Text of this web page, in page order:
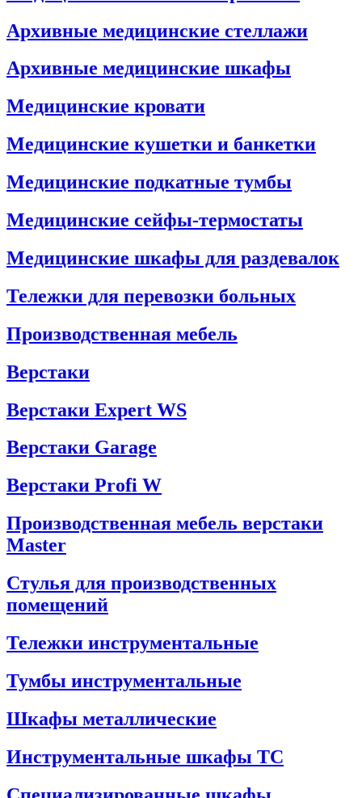
Архивные медицинские стеллажи
Архивные медицинские шкафы
Медицинские кровати
Медицинские кушетки и банкетки
Медицинские подкатные тумбы
Медицинские сейфы-термостаты
Медицинские шкафы для раздевалок
Тележки для перевозки больных
Производственная мебель
Верстаки
Верстаки Expert WS
Верстаки Garage
Верстаки Profi W
Производственная мебель верстаки
Master
Стулья для производственных
помещений
Тележки инструментальные
Тумбы инструментальные
Шкафы металлические
Инструментальные шкафы ТС